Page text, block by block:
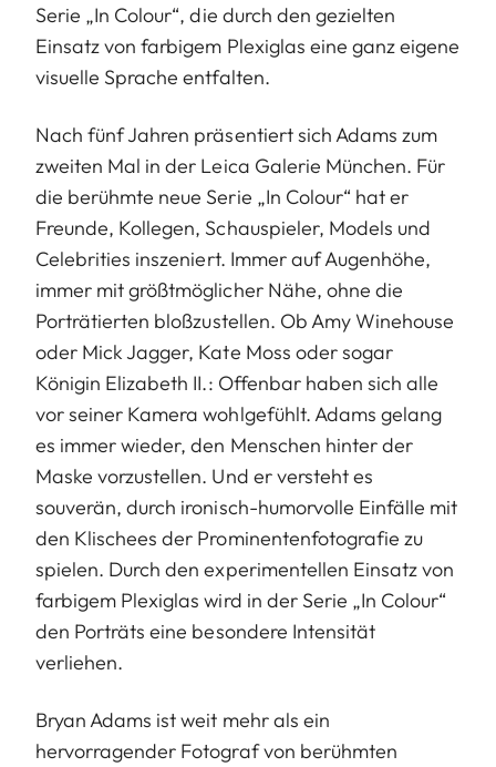
Serie „In Colour“, die durch den gezielten
Einsatz von farbigem Plexiglas eine ganz eigene
visuelle Sprache entfalten.
Nach fünf Jahren präsentiert sich Adams zum
zweiten Mal in der Leica Galerie München. Für
die berühmte neue Serie „In Colour“ hat er
Freunde, Kollegen, Schauspieler, Models und
Celebrities inszeniert. Immer auf Augenhöhe,
immer mit größtmöglicher Nähe, ohne die
Porträtierten bloßzustellen. Ob Amy Wine­house
oder Mick Jagger, Kate Moss oder sogar
Königin Elizabeth II.: Offenbar haben sich alle
vor seiner Kamera wohlgefühlt. Adams gelang
es immer wieder, den Menschen hinter der
Maske vorzustellen. Und er versteht es
souverän, durch ironisch-humorvolle Einfälle mit
den Klischees der Prominentenfoto­grafie zu
spielen. Durch den experimentellen Einsatz von
farbigem Plexiglas wird in der Serie „In Colour“
den Porträts eine besondere Intensität
verliehen.
Bryan Adams ist weit mehr als ein
hervorragender Fotograf von berühmten